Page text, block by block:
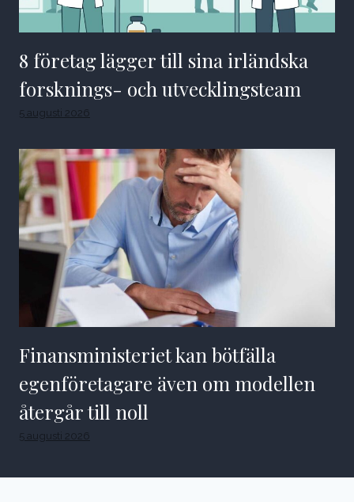
8 företag lägger till sina irländska
forsknings- och utvecklingsteam
5 augusti 2026
Finansministeriet kan bötfälla
egenföretagare även om modellen
återgår till noll
5 augusti 2026